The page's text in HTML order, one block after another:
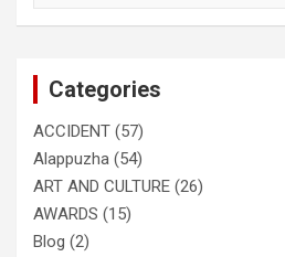
Categories
ACCIDENT (57)
Alappuzha (54)
ART AND CULTURE (26)
AWARDS (15)
Blog (2)